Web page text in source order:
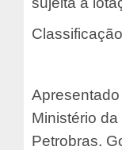
Ministério da
Petrobras.